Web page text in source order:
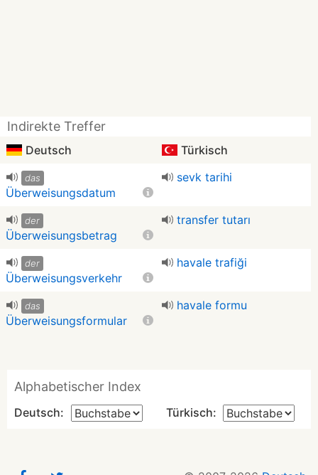
Indirekte Treffer
Deutsch Türkisch
das
Überweisungsdatum
sevk tarihi
der
Überweisungsbetrag
transfer tutarı
der
Überweisungsverkehr
havale trafiği
das
Überweisungsformular
havale formu
Alphabetischer Index
Deutsch: Türkisch: